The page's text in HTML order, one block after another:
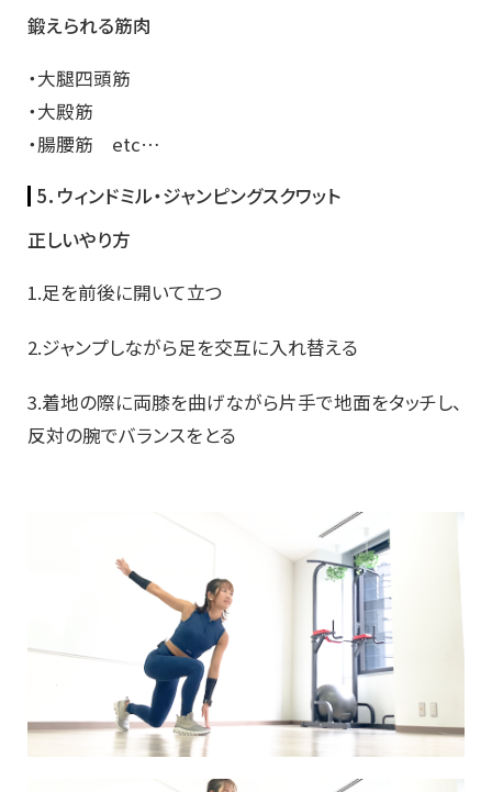
鍛えられる筋肉
・大腿四頭筋
・大殿筋
・腸腰筋 etc…
5．ウィンドミル・ジャンピングスクワット
正しいやり方
1.足を前後に開いて立つ
2.ジャンプしながら足を交互に入れ替える
3.着地の際に両膝を曲げながら片手で地面をタッチし、
反対の腕でバランスをとる